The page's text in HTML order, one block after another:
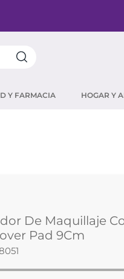
Y FARMACIA HOGAR Y
De Maquillaje
Pad 9Cm